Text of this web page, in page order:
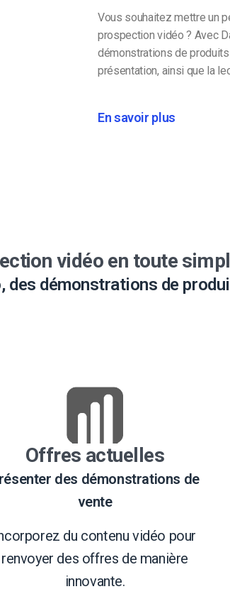
Vous souhaitez mettre un
prospection vidéo ? Avec
démonstrations de
présentation, ainsi que la
En savoir plus
vidéo en toute
démonstrations de
Offres actuelles
des démonstrations de
vente
du contenu vidéo pour
renvoyer des offres de manière
innovante.